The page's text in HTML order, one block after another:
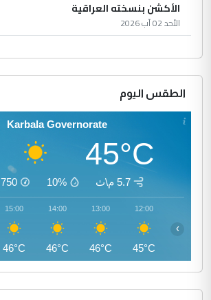
الأكشن بنسخته العراقية
الأحد 02 آب 2026
الطقس اليوم
Karbala Governorate
45°C
5.7 م\ث 10%
750
12:00
45°C
13:00
46°C
14:00
46°C
15:00
46°C
›